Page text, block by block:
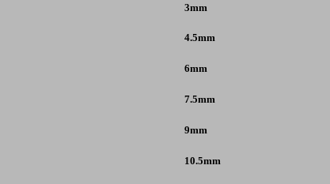
3mm
4.5mm
6mm
7.5mm
9mm
10.5mm